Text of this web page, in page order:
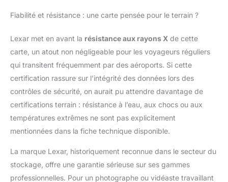
compatible avec Canon
EOS R10, EOS R8, EOS
EOS R5 C, EOS R5,
G7X Mark III, G7X Mark
II, EOS M6 Mark II;
Nikon Z 7II, Z 6II, Z 5,
Alpha 7C II, Alpha 7CR,
Alpha 7C, Alpha 9 II,
Alpha 9, Alpha 7R IV,
Alpha 7R V; Fujifilm X-
GFX50S, GFX50R;
Panasonic S5 IIX, S5,
G9, G95; Leica Q3
Fiabilité et résistance : une carte pensée pour le terrain ?
Lexar met en avant la résistance aux rayons X de cette
carte, un atout non négligeable pour les voyageurs réguliers
qui transitent fréquemment par des aéroports. Si cette
certification rassure sur l’intégrité des données lors des
contrôles de sécurité, on aurait pu attendre davantage de
certifications terrain : résistance à l’eau, aux chocs ou aux
températures extrêmes ne sont pas explicitement
mentionnées dans la fiche technique disponible.
La marque Lexar, historiquement reconnue dans le secteur du
stockage, offre une garantie sérieuse sur ses gammes
professionnelles. Pour un photographe ou vidéaste travaillant